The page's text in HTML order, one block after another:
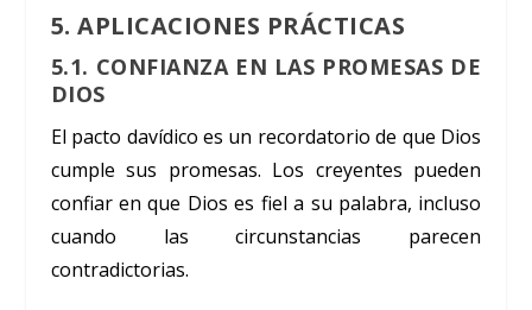
5. APLICACIONES PRÁCTICAS
5.1. CONFIANZA EN LAS PROMESAS DE
DIOS
El pacto davídico es un recordatorio de que Dios
cumple sus promesas. Los creyentes pueden
confiar en que Dios es fiel a su palabra, incluso
cuando las circunstancias parecen
contradictorias.